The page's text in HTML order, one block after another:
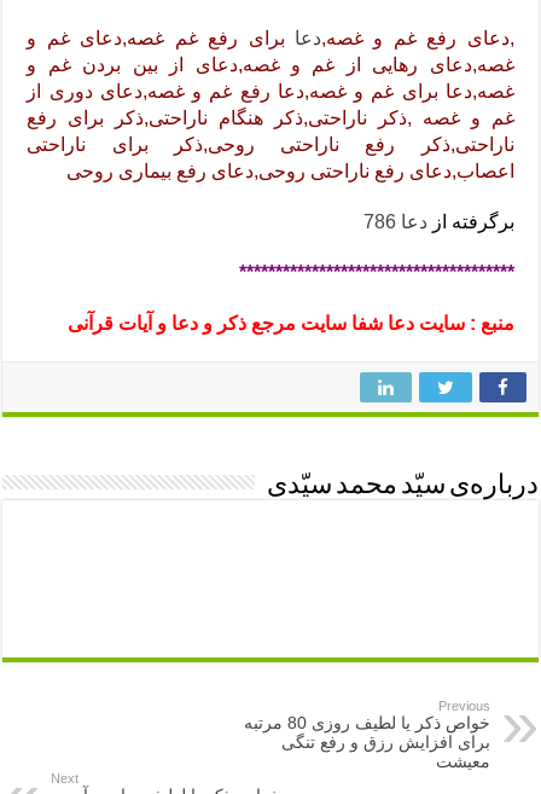
,دعای رفع غم و غصه,دعا برای رفع غم غصه,دعای غم و
غصه,دعای رهایی از غم و غصه,دعای از بین بردن غم و
غصه,دعا برای غم و غصه,دعا رفع غم و غصه,دعای دوری از
غم و غصه ,ذکر ناراحتی,ذکر هنگام ناراحتی,ذکر برای رفع
ناراحتی,ذکر رفع ناراحتی روحی,ذکر برای ناراحتی
اعصاب,دعای رفع ناراحتی روحی,دعای رفع بیماری روحی
برگرفته ازدعا 786
**************************************
منبع : سایت دعا شفا سایت مرجع ذکر و دعا و آیات قرآنی
درباره‌ی سیّد محمد سیّدی
Previous
خواص ذکر یا لطیف روزی 80 مرتبه
برای افزایش رزق و رفع تنگی
معیشت
Next